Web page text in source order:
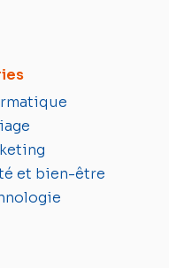
et bien-être